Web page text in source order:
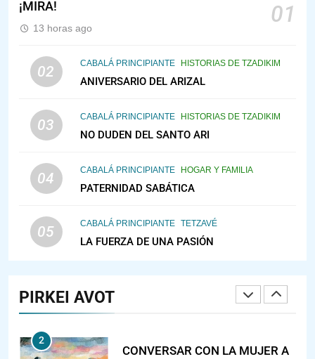
¡MIRA! 01
13 horas ago
02 CABALÁ PRINCIPIANTE HISTORIAS DE TZADIKIM
ANIVERSARIO DEL ARIZAL
03 CABALÁ PRINCIPIANTE HISTORIAS DE TZADIKIM
NO DUDEN DEL SANTO ARI
04 CABALÁ PRINCIPIANTE HOGAR Y FAMILIA
PATERNIDAD SABÁTICA
05 CABALÁ PRINCIPIANTE TETZAVÉ
LA FUERZA DE UNA PASIÓN
PIRKEI AVOT
147
VEAMOS ¿POR QUÉ
MUJERES
PENSAMIENTO JUDÍO PIRKEI AVOT
RAZI ¿QUIÉN ES SABIO?
2
AMOR, PAREJA Y MATRIMONIO
3